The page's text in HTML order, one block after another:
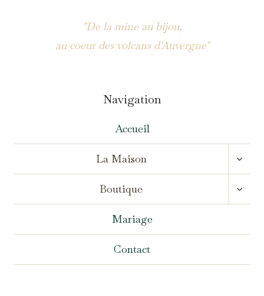
"De la mine au bijou,
au coeur des volcans d'Auvergne"
Navigation
Accueil
La Maison
MENU
Boutique
MENU
Mariage
Contact